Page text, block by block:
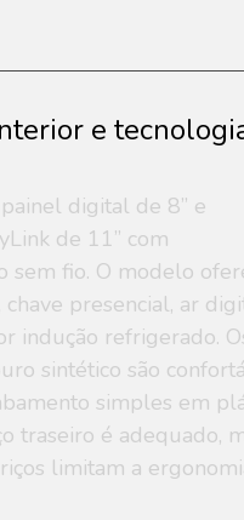
e
digital de 8” e
de 11” com
sem fio. O modelo
presencial, ar
indução refrigerado.
sintético são
simples em
traseiro é adequado,
limitam a